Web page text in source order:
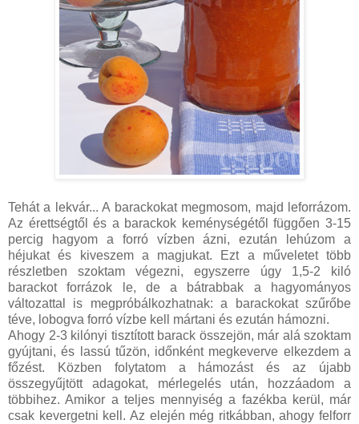
Tehát a lekvár... A barackokat megmosom, majd leforrázom.
Az érettségtől és a barackok keménységétől függően 3-15
percig hagyom a forró vízben ázni, ezután lehúzom a
héjukat és kiveszem a magjukat. Ezt a műveletet több
részletben szoktam végezni, egyszerre úgy 1,5-2 kiló
barackot forrázok le, de a bátrabbak a hagyományos
változattal is megpróbálkozhatnak: a barackokat szűrőbe
téve, lobogva forró vízbe kell mártani és ezután hámozni.
Ahogy 2-3 kilónyi tisztított barack összejön, már alá szoktam
gyújtani, és lassú tűzön, időnként megkeverve elkezdem a
főzést. Közben folytatom a hámozást és az újabb
összegyűjtött adagokat, mérlegelés után, hozzáadom a
többihez. Amikor a teljes mennyiség a fazékba kerül, már
csak kevergetni kell. Az elején még ritkábban, ahogy felforr